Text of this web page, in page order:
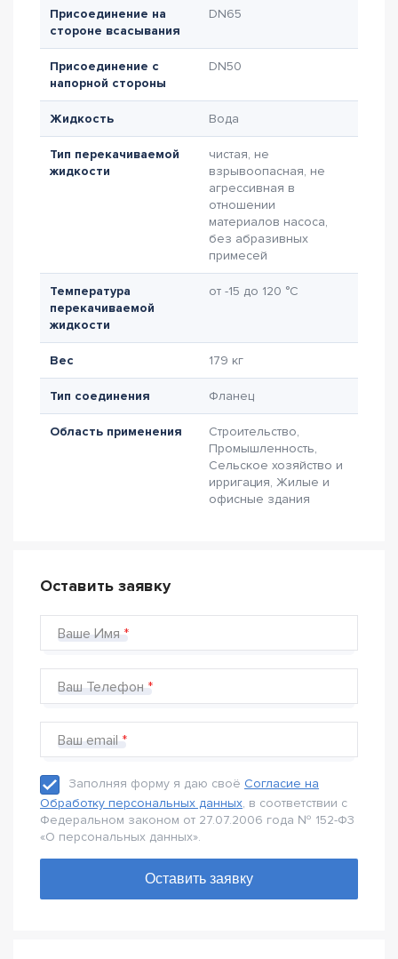
Присоединение на
стороне всасывания
DN65
Присоединение с
напорной стороны
DN50
Жидкость Вода
Тип перекачиваемой
жидкости
чистая, не
взрывоопасная, не
агрессивная в
отношении
материалов насоса,
без абразивных
примесей
Температура
перекачиваемой
жидкости
от -15 до 120 °C
Вес 179 кг
Тип соединения Фланец
Область применения
Строительство,
Промышленность,
Сельское хозяйство и
ирригация, Жилые и
офисные здания
Оставить заявку
Ваше Имя
Ваш Телефон
Ваш email
Заполняя форму я даю своё Согласие на
Обработку персональных данных, в соответствии с
Федеральном законом от 27.07.2006 года № 152-Ф3
«О персональных данных».